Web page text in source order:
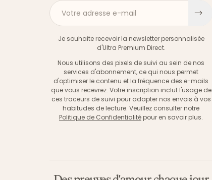
Votre adresse e-mail
Je souhaite recevoir la newsletter personnalisée
d'Ultra Premium Direct.
Nous utilisons des pixels de suivi au sein de nos
services d'abonnement, ce qui nous permet
d'optimiser le contenu et la fréquence des e-mails
que vous recevrez. Votre inscription inclut l'usage de
ces traceurs de suivi pour adapter nos envois à vos
habitudes de lecture. Veuillez consulter notre
Politique de Confidentialité pour en savoir plus.